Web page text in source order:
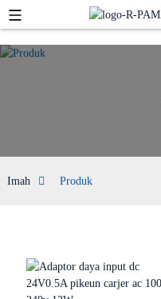
Imah Produk